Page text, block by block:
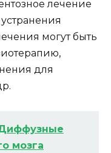
лечение
могут быть
для
мозга